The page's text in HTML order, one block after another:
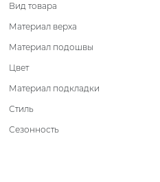
Вид товара
Материал верха
Материал подошвы
Цвет
Материал подкладки
Стиль
Сезонность